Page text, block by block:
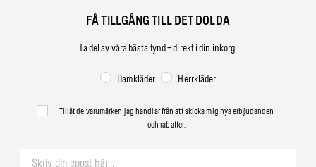
FÅ TILLGÅNG TILL DET DOLDA
Ta del av våra bästa fynd – direkt i din inkorg.
Damkläder Herrkläder
Tillåt de varumärken jag handlar från att skicka mig nya erbjudanden
och rabatter.